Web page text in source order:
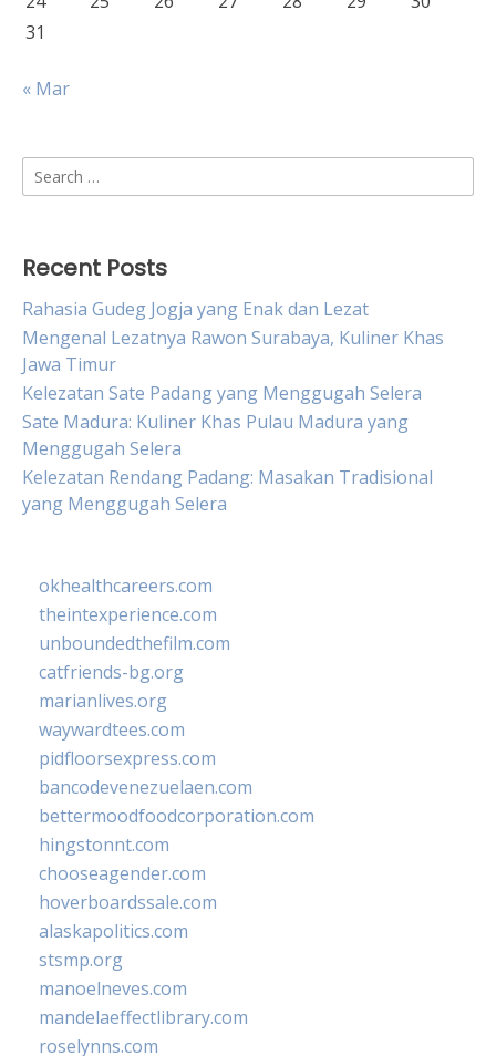
31
« Mar
Search
for:
Recent Posts
Rahasia Gudeg Jogja yang Enak dan Lezat
Mengenal Lezatnya Rawon Surabaya, Kuliner Khas
Jawa Timur
Kelezatan Sate Padang yang Menggugah Selera
Sate Madura: Kuliner Khas Pulau Madura yang
Menggugah Selera
Kelezatan Rendang Padang: Masakan Tradisional
yang Menggugah Selera
okhealthcareers.com
theintexperience.com
unboundedthefilm.com
catfriends-bg.org
marianlives.org
waywardtees.com
pidfloorsexpress.com
bancodevenezuelaen.com
bettermoodfoodcorporation.com
hingstonnt.com
chooseagender.com
hoverboardssale.com
alaskapolitics.com
stsmp.org
manoelneves.com
mandelaeffectlibrary.com
roselynns.com